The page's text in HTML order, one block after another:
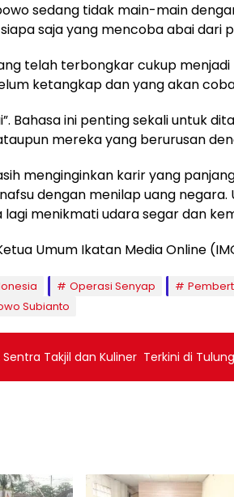
sedang tidak main-main
saja yang mencoba abai dari
telah terbongkar cukup
ketangkap dan yang akan
Bahasa ini penting sekali untuk
mereka yang berurusan
menginginkan karir yang
dengan menilap uang negara.
menikmati udara segar dan
Umum Ikatan Media Online
Operasi Senyap
Subianto
Sentra Takjil dan Kuliner Terkini di